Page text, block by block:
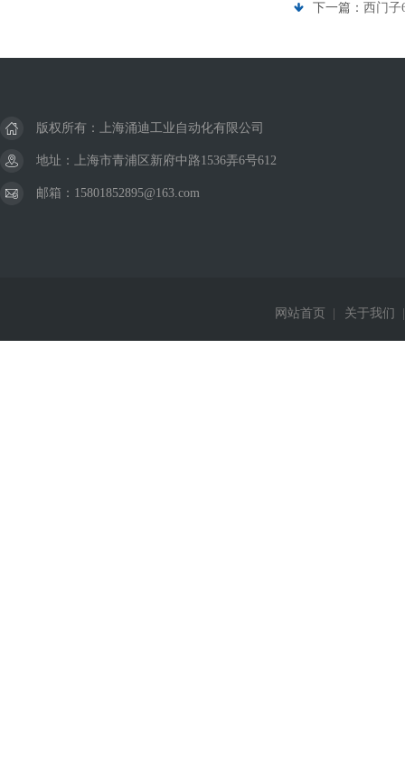
下一篇： 西门子
版权所有：上海涌迪工业自动化有限公司
地址：上海市青浦区新府中路1536弄6号612
邮箱：15801852895@163.com
网站首页 关于我们